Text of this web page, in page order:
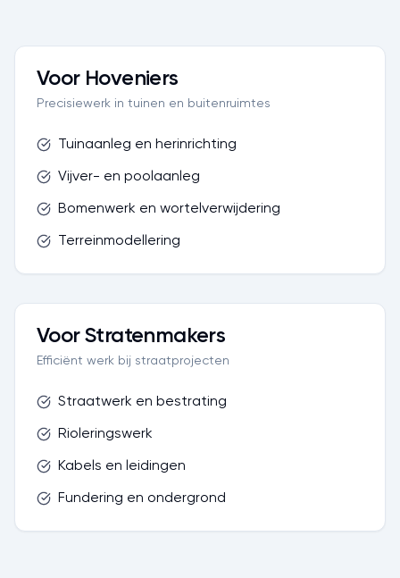
Voor Hoveniers
Precisiewerk in tuinen en buitenruimtes
Tuinaanleg en herinrichting
Vijver- en poolaanleg
Bomenwerk en wortelverwijdering
Terreinmodellering
Voor Stratenmakers
Efficiënt werk bij straatprojecten
Straatwerk en bestrating
Rioleringswerk
Kabels en leidingen
Fundering en ondergrond